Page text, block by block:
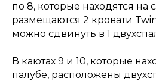
по 8, которые находятся на
размещаются 2 кровати
можно сдвинуть в 1
В каютах 9 и 10, которые
палубе, расположены